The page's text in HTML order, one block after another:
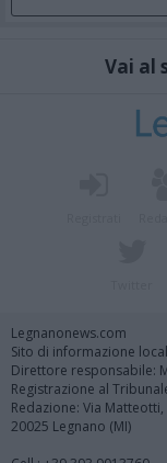
Vai al
Legnanonews.com
Sito di informazione
Direttore responsabile:
Registrazione al
Redazione: Via
20025 Legnano (MI)